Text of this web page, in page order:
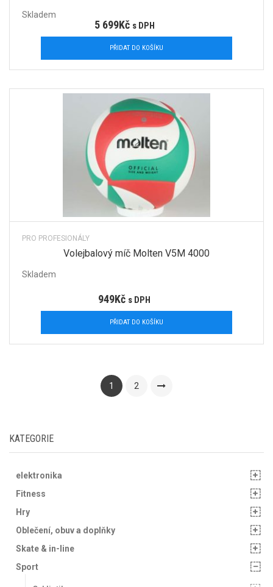
5 699Kč s DPH
Skladem
PŘIDAT DO KOŠÍKU
PRO PROFESIONÁLY
Volejbalový míč Molten V5M 4000
949Kč s DPH
Skladem
PŘIDAT DO KOŠÍKU
1 2
KATEGORIE
elektronika
Fitness
Hry
Oblečení, obuv a doplňky
Skate & in-line
Sport